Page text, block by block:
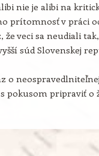
nie je alibi na
prítomnosť v práci
že veci sa neudiali
súd Slovenskej
o
pokusom pripraviť o